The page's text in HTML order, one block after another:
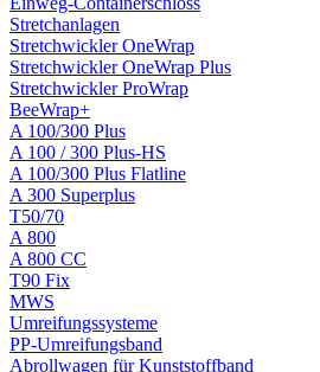
Stretchanlagen
Stretchwickler OneWrap
Stretchwickler OneWrap Plus
Stretchwickler ProWrap
BeeWrap+
A 100/300 Plus
A 100 / 300 Plus-HS
A 100/300 Plus Flatline
A 300 Superplus
T50/70
A 800
A 800 CC
T90 Fix
MWS
Umreifungssysteme
PP-Umreifungsband
Abrollwagen für Kunststoffband